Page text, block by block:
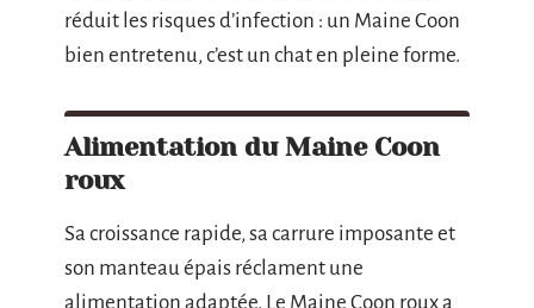
réduit les risques d’infection : un Maine Coon
bien entretenu, c’est un chat en pleine forme.
Alimentation du Maine Coon
roux
Sa croissance rapide, sa carrure imposante et
son manteau épais réclament une
alimentation adaptée. Le Maine Coon roux a